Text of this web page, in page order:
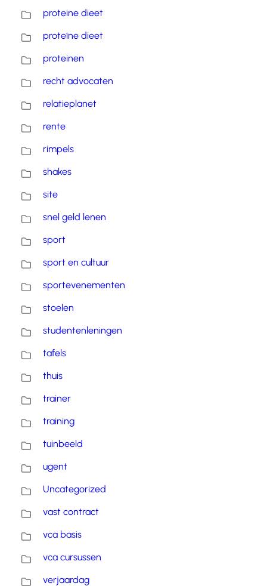
proteine dieet
proteïne dieet
proteinen
recht advocaten
relatieplanet
rente
rimpels
shakes
site
snel geld lenen
sport
sport en cultuur
sportevenementen
stoelen
studentenleningen
tafels
thuis
trainer
training
tuinbeeld
ugent
Uncategorized
vast contract
vca basis
vca cursussen
verjaardag